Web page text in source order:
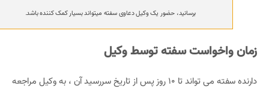
برسانید، حضور یک وکیل دعاوی سفته میتواند بسیار کمک کننده باشد.
زمان واخواست سفته توسط وکیل
دارنده سفته می تواند تا 10 روز پس از تاریخ سررسید آن ، به وکیل مراجعه